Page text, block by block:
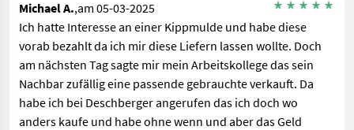
Michael A.,am 05-03-2025
Ich hatte Interesse an einer Kippmulde und habe diese
vorab bezahlt da ich mir diese Liefern lassen wollte. Doch
am nächsten Tag sagte mir mein Arbeitskollege das sein
Nachbar zufällig eine passende gebrauchte verkauft. Da
habe ich bei Deschberger angerufen das ich doch wo
anders kaufe und habe ohne wenn und aber das Geld